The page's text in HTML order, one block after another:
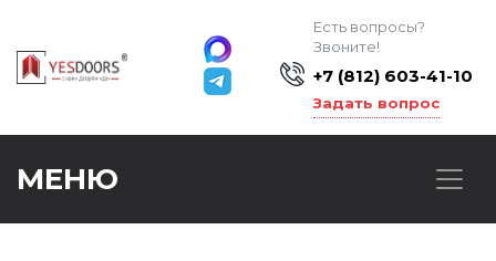
Есть вопросы?
Звоните!
+7 (812) 603-41-10
Задать вопрос
МЕНЮ